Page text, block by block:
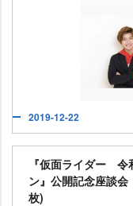
2019-12-22
『仮面ライダー 令
ン』公開記念座談
枚)